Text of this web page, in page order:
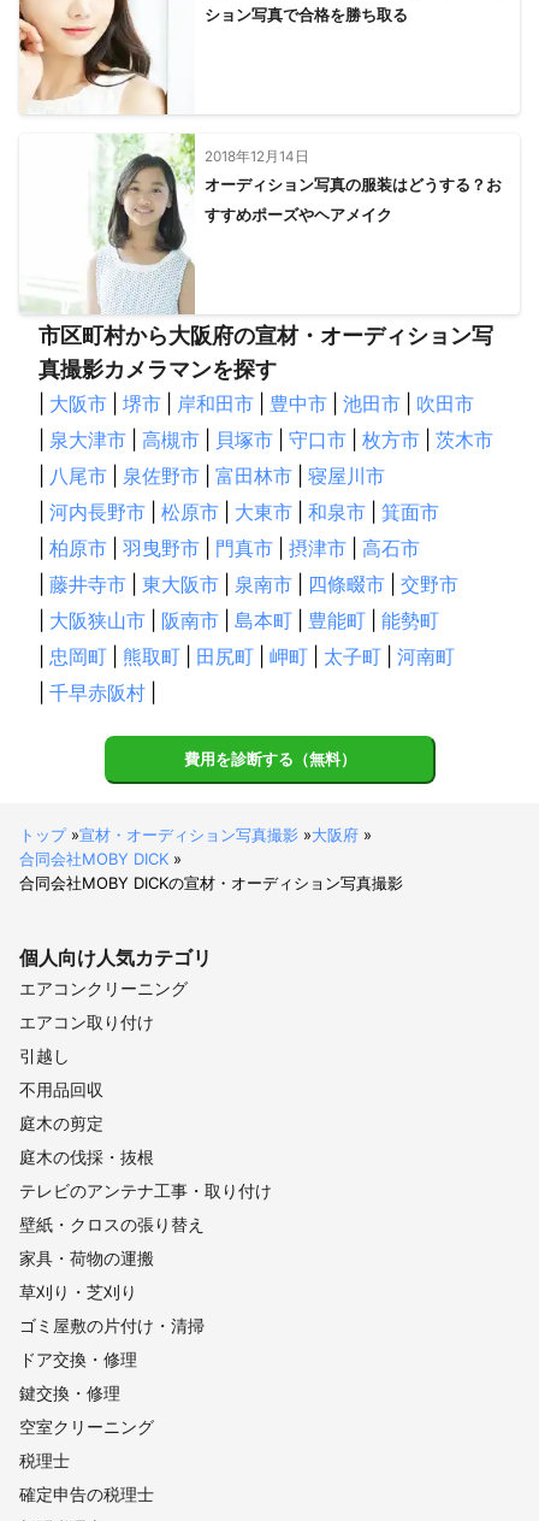
ション写真で合格を勝ち取る
2018年12月14日
オーディション写真の服装はどうする？お
すすめポーズやヘアメイク
市区町村から大阪府の宣材・オーディション写
真撮影カメラマンを探す
大阪市 堺市 岸和田市 豊中市 池田市
吹田市
泉大津市 高槻市 貝塚市 守口市 枚方市
茨木市
八尾市 泉佐野市 富田林市
寝屋川市
河内長野市 松原市 大東市 和泉市
箕面市
柏原市 羽曳野市 門真市 摂津市
高石市
藤井寺市 東大阪市 泉南市 四條畷市
交野市
大阪狭山市 阪南市 島本町 豊能町
能勢町
忠岡町 熊取町 田尻町 岬町 太子町
河南町
千早赤阪村
費用を診断する（無料）
トップ»宣材・オーディション写真撮影 »大阪府 »
合同会社MOBY DICK »
合同会社MOBY DICKの宣材・オーディション写真撮影
個人向け人気カテゴリ
エアコンクリーニング
エアコン取り付け
引越し
不用品回収
庭木の剪定
庭木の伐採・抜根
テレビのアンテナ工事・取り付け
壁紙・クロスの張り替え
家具・荷物の運搬
草刈り・芝刈り
ゴミ屋敷の片付け・清掃
ドア交換・修理
鍵交換・修理
空室クリーニング
税理士
確定申告の税理士